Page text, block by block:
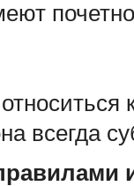
всегда